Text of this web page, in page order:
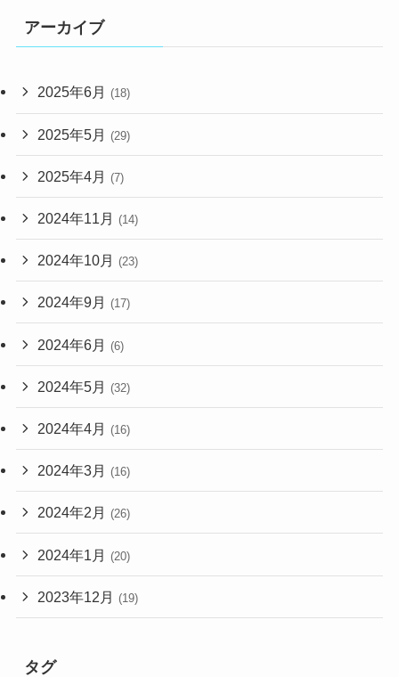
アーカイブ
2025年6月 (18)
2025年5月 (29)
2025年4月 (7)
2024年11月 (14)
2024年10月 (23)
2024年9月 (17)
2024年6月 (6)
2024年5月 (32)
2024年4月 (16)
2024年3月 (16)
2024年2月 (26)
2024年1月 (20)
2023年12月 (19)
タグ